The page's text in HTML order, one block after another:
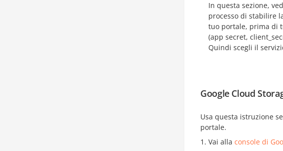
In questa sezione,
processo di stabilire
tuo portale, prima di
(app secret,
Quindi scegli il
Google Cloud
Usa questa istruzione
portale.
Vai alla console di